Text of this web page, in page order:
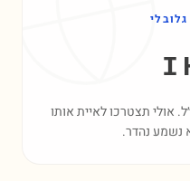
אולי תצטרכו לאיית אותו
נשמע נהדר.